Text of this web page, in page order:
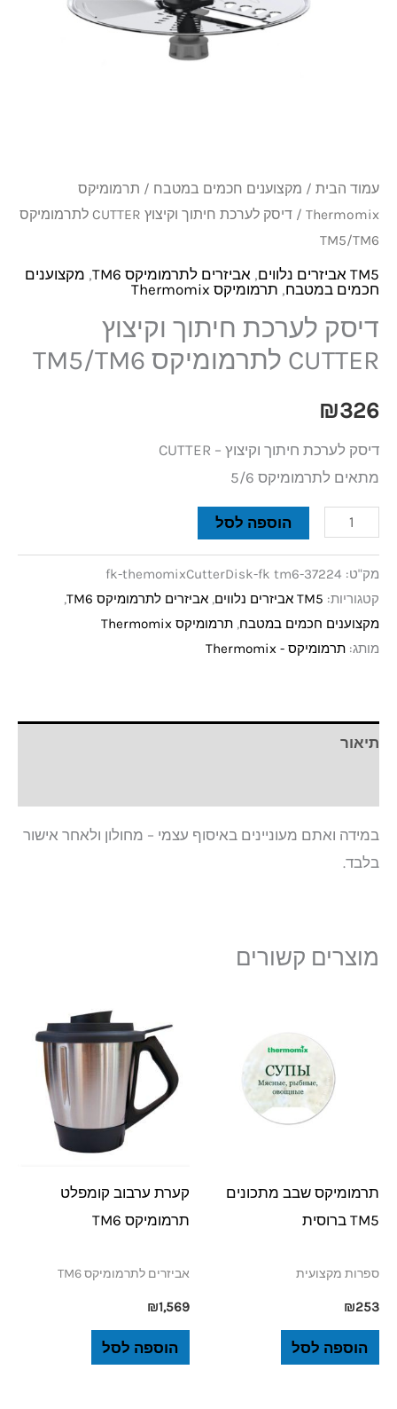
עמוד הבית / מקצוענים חכמים במטבח / תרמומיקס
Thermomix
/ דיסק לערכת חיתוך וקיצוץ CUTTER לתרמומיקס
TM5/TM6
TM5 אביזרים נלווים , אביזרים לתרמומיקס TM6 , מקצוענים
חכמים במטבח, תרמומיקס Thermomix
דיסק לערכת חיתוך וקיצוץ
CUTTER לתרמומיקס TM5/TM6
₪326
דיסק לערכת חיתוך וקיצוץ – CUTTER
מתאים לתרמומיקס 5/6
הוספה לסל
מק"ט: fk-themomixCutterDisk-fk tm6-37224
קטגוריות: TM5 אביזרים נלווים , אביזרים לתרמומיקס TM6
,
מקצוענים חכמים במטבח, תרמומיקס Thermomix
מותג: תרמומיקס - Thermomix
תיאור
במידה ואתם מעוניינים באיסוף עצמי – מחולון ולאחר אישור
בלבד.
מוצרים קשורים
תרמומיקס שבב מתכונים
TM5 ברוסית
ספרות מקצועית
₪253
הוספה לסל
קערת ערבוב קומפלט
תרמומיקס TM6
אביזרים לתרמומיקס TM6
₪1,569
הוספה לסל